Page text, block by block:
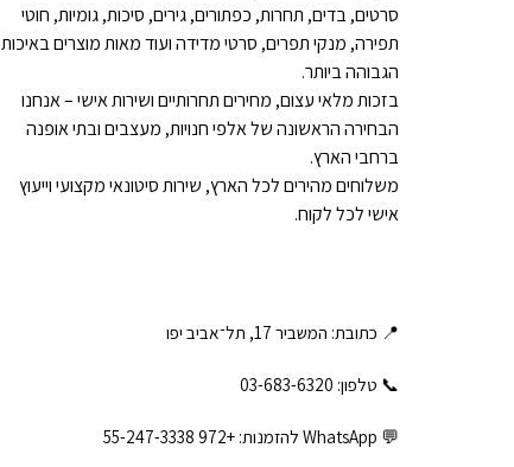
סרטים, בדים, תחרות, כפתורים, גירים, סיכות, גומיות, חוטי
תפירה, מנקי תפרים, סרטי מדידה ועוד מאות מוצרים באיכות
הגבוהה ביותר.
בזכות מלאי עצום, מחירים תחרותיים ושירות אישי – אנחנו
הבחירה הראשונה של אלפי חנויות, מעצבים ובתי אופנה
ברחבי הארץ.
משלוחים מהירים לכל הארץ, שירות סיטונאי מקצועי וייעוץ
אישי לכל לקוח.
📍 כתובת: המשביר 17, תל־אביב יפו
📞 טלפון: ‎03-683-6320
💬 WhatsApp להזמנות: +972 55-247-3338